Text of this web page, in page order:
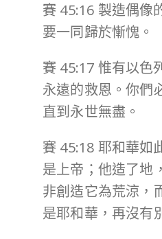
賽 45:16 製造偶像
要一同歸於慚愧。
賽 45:17 惟有以色
永遠的救恩。你們
直到永世無盡。
賽 45:18 耶和華如
是上帝；他造了地
非創造它為荒涼，
是耶和華，再沒有